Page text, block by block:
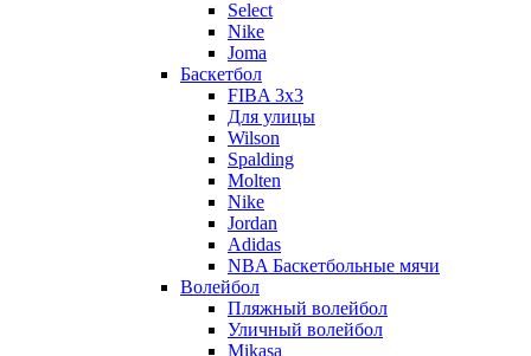
Select
Nike
Joma
Баскетбол
FIBA 3x3
Для улицы
Wilson
Spalding
Molten
Nike
Jordan
Adidas
NBA Баскетбольные мячи
Волейбол
Пляжный волейбол
Уличный волейбол
Mikasa